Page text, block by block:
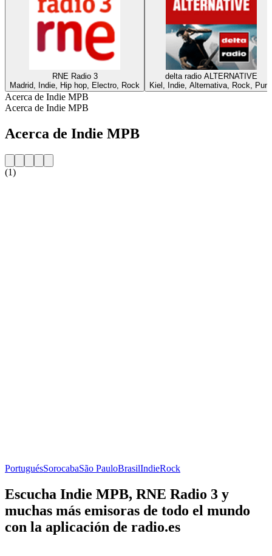
RNE Radio 3
Madrid, Indie, Hip hop, Electro, Rock
delta radio ALTERNATIVE
Kiel, Indie, Alternativa, Rock,
Acerca de Indie MPB
Acerca de Indie MPB
Acerca de Indie MPB
(1)
PortuguésSorocabaSão PauloBrasilIndieRock
Escucha Indie MPB, RNE Radio 3 y
muchas más emisoras de todo el mundo
con la aplicación de radio.es